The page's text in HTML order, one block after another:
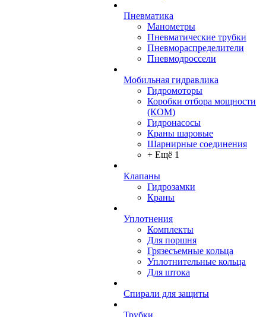
Пневматика
Манометры
Пневматические трубки
Пневмораспределители
Пневмодроссели
Мобильная гидравлика
Гидромоторы
Коробки отбора мощности
(КОМ)
Гидронасосы
Краны шаровые
Шарнирные соединения
+ Ещё 1
Клапаны
Гидрозамки
Краны
Уплотнения
Комплекты
Для поршня
Грязесъемные кольца
Уплотнительные кольца
Для штока
Спирали для защиты
Трубки